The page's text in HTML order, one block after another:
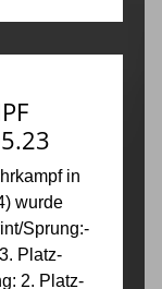
in
wurde
Sprung:-
Platz-
2. Platz-